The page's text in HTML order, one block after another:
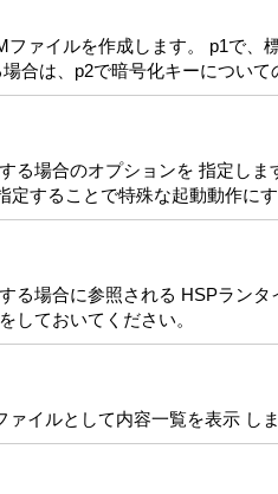
ァイルを作成します。 p1で
合は、p2で暗号化キーについて
る場合のオプションを 指定し
することで特殊な起動動作にす
る場合に参照される HSPラン
しておいてください。
イルとして内容一覧を表示 し